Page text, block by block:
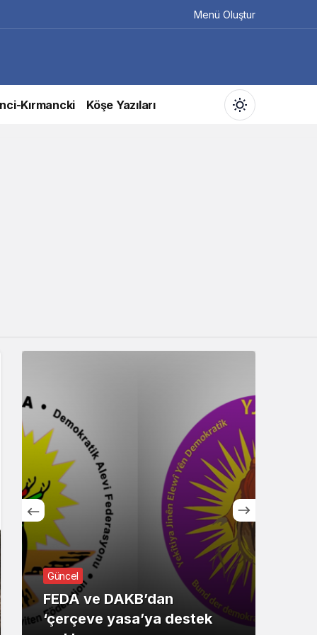
Menü Oluştur
Kırmancki Köşe Yazıları
Güncel
FEDA ve DAKB’dan
‘çerçeve yasa’ya destek